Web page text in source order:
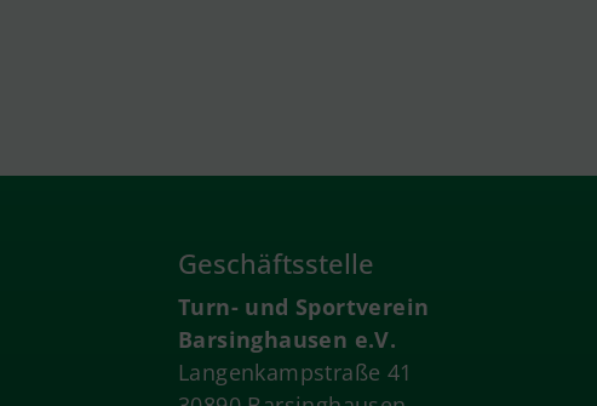
Geschäftsstelle
Turn- und Sportverein
Barsinghausen e.V.
Langenkampstraße 41